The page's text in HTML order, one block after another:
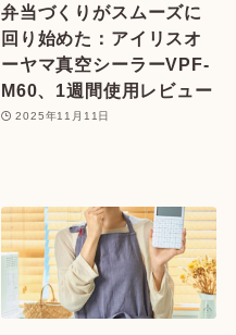
弁当づくりがスムーズに
回り始めた：アイリスオ
ーヤマ真空シーラーVPF-
M60、1週間使用レビュー
2025年11月11日